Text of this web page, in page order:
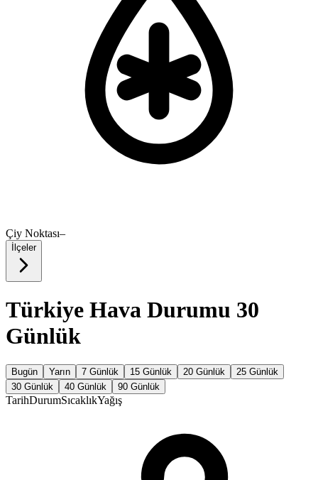
Çiy Noktası–
İlçeler
Türkiye Hava Durumu 30
Günlük
Bugün Yarın 7 Günlük 15 Günlük 20 Günlük
25 Günlük
30 Günlük
40 Günlük 90 Günlük
TarihDurumSıcaklıkYağış